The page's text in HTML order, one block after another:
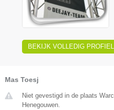
BEKIJK VOLLEDIG PROFIEL
Mas Toesj
Niet gevestigd in de plaats
Henegouwen.